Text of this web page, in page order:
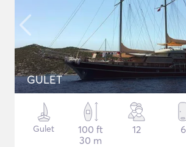
GULET
Gulet
100 ft
30 m
12 6